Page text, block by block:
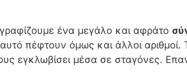
ένα μεγάλο και αφράτο
πέφτουν όμως και άλλοι αριθμοί.
εγκλωβίσει μέσα σε σταγόνες.